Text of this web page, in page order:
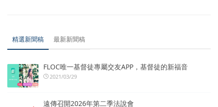
精選新聞稿 最新新聞稿
FLOC唯一基督徒專屬交友APP，基督徒的新福音
2021/03/29
遠傳召開2026年第二季法說會